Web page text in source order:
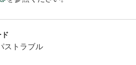
ストラブル